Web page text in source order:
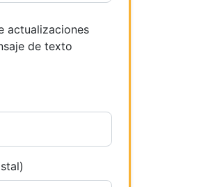
actualizaciones
de texto